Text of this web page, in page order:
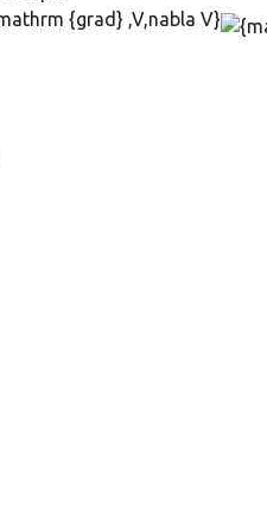
{grad} ,V,nabla V}